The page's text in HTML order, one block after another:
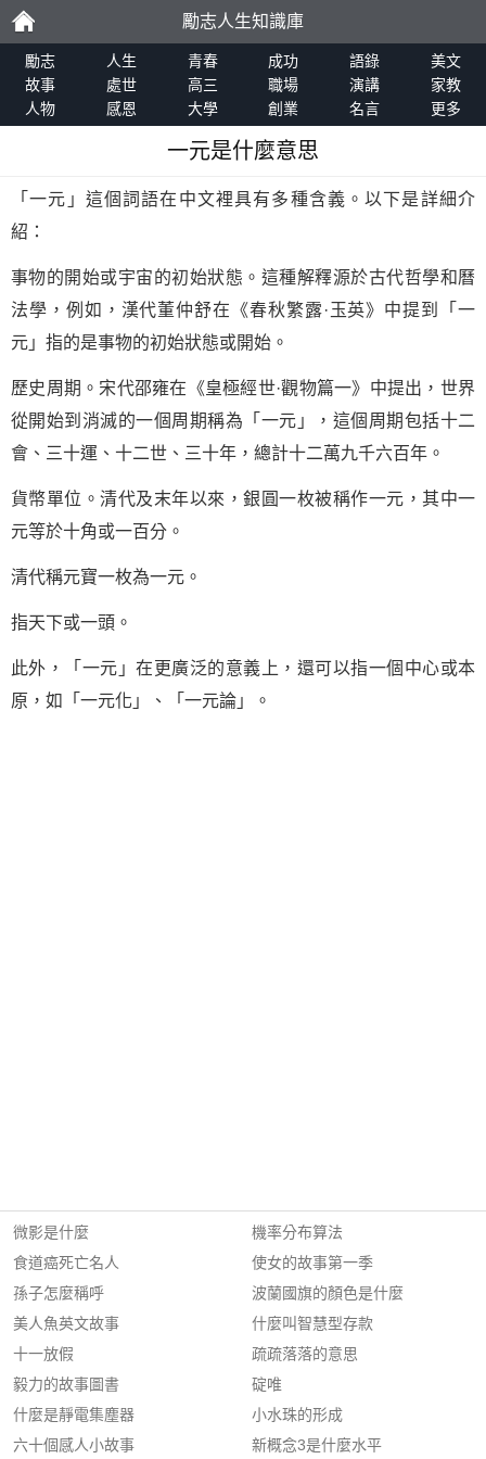
勵
志
勵志人生知識庫
勵志 人生 青春 成功 語錄
美文
故事
處世 高三 職場 演講
家教
人物
感恩 大學 創業 名言 更多
一元是什麼意思
「一元」這個詞語在中文裡具有多種含義。以下是詳細介
紹：
事物的開始或宇宙的初始狀態。這種解釋源於古代哲學和曆
法學，例如，漢代董仲舒在《春秋繁露·玉英》中提到「一
元」指的是事物的初始狀態或開始。
歷史周期。宋代邵雍在《皇極經世·觀物篇一》中提出，世界
從開始到消滅的一個周期稱為「一元」，這個周期包括十二
會、三十運、十二世、三十年，總計十二萬九千六百年。
貨幣單位。清代及末年以來，銀圓一枚被稱作一元，其中一
元等於十角或一百分。
清代稱元寶一枚為一元。
指天下或一頭。
此外，「一元」在更廣泛的意義上，還可以指一個中心或本
原，如「一元化」、「一元論」。
微影是什麼
食道癌死亡名人
孫子怎麼稱呼
美人魚英文故事
十一放假
毅力的故事圖書
什麼是靜電集塵器
六十個感人小故事
機率分布算法
使女的故事第一季
波蘭國旗的顏色是什麼
什麼叫智慧型存款
疏疏落落的意思
碇唯
小水珠的形成
新概念3是什麼水平